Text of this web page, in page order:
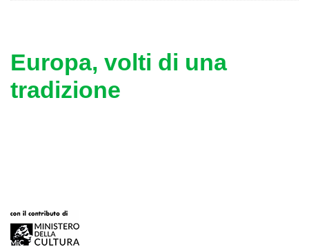
Europa, volti di una
tradizione